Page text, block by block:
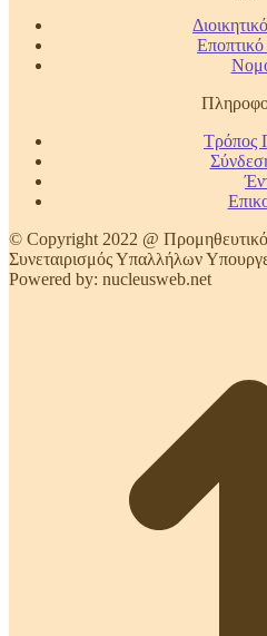
Τρόπος
© Copyright 2022 @
Συνεταιρισμός Υπαλλήλων
Powered by: nucleusweb.net